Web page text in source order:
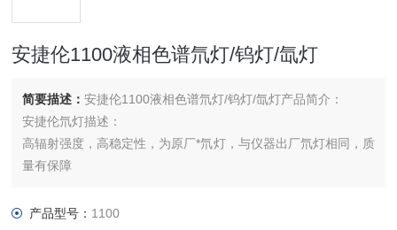
安捷伦1100液相色谱氘灯/钨灯/氙灯
简要描述：安捷伦1100液相色谱氘灯/钨灯/氙灯产品简介：
安捷伦氘灯描述：
高辐射强度，高稳定性，为原厂*氘灯，与仪器出厂氘灯相同，质
量有保障
－400nm， 高稳定
产品型号： 1100